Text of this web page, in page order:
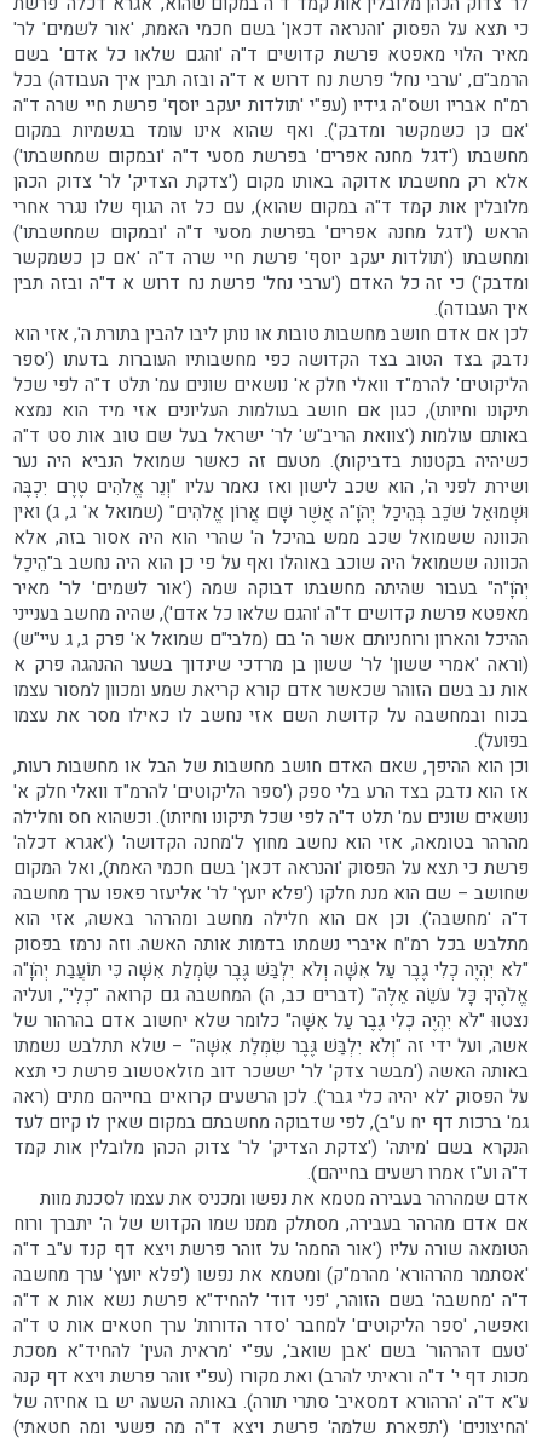
כי תצא על הפסוק 'והנראה דכאן' בשם חכמי האמת, 'אור לשמים' לר'
מאיר הלוי מאפטא פרשת קדושים ד"ה 'והגם שלאו כל אדם' בשם
הרמב"ם, 'ערבי נחל' פרשת נח דרוש א ד"ה ובזה תבין איך העבודה) בכל
רמ"ח אבריו ושס"ה גידיו (עפ"י 'תולדות יעקב יוסף' פרשת חיי שרה ד"ה
'אם כן כשמקשר ומדבק'). ואף שהוא אינו עומד בגשמיות במקום
מחשבתו ('דגל מחנה אפרים' בפרשת מסעי ד"ה 'ובמקום שמחשבתו')
אלא רק מחשבתו אדוקה באותו מקום ('צדקת הצדיק' לר' צדוק הכהן
מלובלין אות קמד ד"ה במקום שהוא), עם כל זה הגוף שלו נגרר אחרי
הראש ('דגל מחנה אפרים' בפרשת מסעי ד"ה 'ובמקום שמחשבתו')
ומחשבתו ('תולדות יעקב יוסף' פרשת חיי שרה ד"ה 'אם כן כשמקשר
ומדבק') כי זה כל האדם ('ערבי נחל' פרשת נח דרוש א ד"ה ובזה תבין
איך העבודה).
לכן אם אדם חושב מחשבות טובות או נותן ליבו להבין בתורת ה', אזי הוא
נדבק בצד הטוב בצד הקדושה כפי מחשבותיו העוברות בדעתו ('ספר
הליקוטים' להרמ"ד וואלי חלק א' נושאים שונים עמ' תלט ד"ה לפי שכל
תיקונו וחיותו), כגון אם חושב בעולמות העליונים אזי מיד הוא נמצא
באותם עולמות ('צוואת הריב"ש' לר' ישראל בעל שם טוב אות סט ד"ה
כשיהיה בקטנות בדביקות). מטעם זה כאשר שמואל הנביא היה נער
ושירת לפני ה', הוא שכב לישון ואז נאמר עליו "וְנֵר אֱלֹהִים טֶרֶם יִכְבֶּה
וּשְׁמוּאֵל שֹׁכֵב בְּהֵיכַל יְהֹוָ"ה אֲשֶׁר שָׁם אֲרוֹן אֱלֹהִים" (שמואל א' ג, ג) ואין
הכוונה ששמואל שכב ממש בהיכל ה' שהרי הוא היה אסור בזה, אלא
הכוונה ששמואל היה שוכב באוהלו ואף על פי כן הוא היה נחשב ב"הֵיכַל
יְהֹוָ"ה" בעבור שהיתה מחשבתו דבוקה שמה ('אור לשמים' לר' מאיר
מאפטא פרשת קדושים ד"ה 'והגם שלאו כל אדם'), שהיה מחשב בענייני
ההיכל והארון ורוחניותם אשר ה' בם (מלבי"ם שמואל א' פרק ג, ג עיי"ש)
(וראה 'אמרי ששון' לר' ששון בן מרדכי שינדוך בשער ההנהגה פרק א
אות נב בשם הזוהר שכאשר אדם קורא קריאת שמע ומכוון למסור עצמו
בכוח ובמחשבה על קדושת השם אזי נחשב לו כאילו מסר את עצמו
בפועל).
וכן הוא ההיפך, שאם האדם חושב מחשבות של הבל או מחשבות רעות,
אז הוא נדבק בצד הרע בלי ספק ('ספר הליקוטים' להרמ"ד וואלי חלק א'
נושאים שונים עמ' תלט ד"ה לפי שכל תיקונו וחיותו). וכשהוא חס וחלילה
מהרהר בטומאה, אזי הוא נחשב מחוץ ל'מחנה הקדושה' ('אגרא דכלה'
פרשת כי תצא על הפסוק 'והנראה דכאן' בשם חכמי האמת), ואל המקום
שחושב – שם הוא מנת חלקו ('פלא יועץ' לר' אליעזר פאפו ערך מחשבה
ד"ה 'מחשבה'). וכן אם הוא חלילה מחשב ומהרהר באשה, אזי הוא
מתלבש בכל רמ"ח איברי נשמתו בדמות אותה האשה. וזה נרמז בפסוק
"לֹא יִהְיֶה כְלִי גֶבֶר עַל אִשָּׁה וְלֹא יִלְבַּשׁ גֶּבֶר שִׂמְלַת אִשָּׁה כִּי תוֹעֲבַת יְהֹוָ"ה
אֱלֹהֶיךָ כָּל עֹשֵׂה אֵלֶּה" (דברים כב, ה) המחשבה גם קרואה "כְלִי", ועליה
נצטווּ "לֹא יִהְיֶה כְלִי גֶבֶר עַל אִשָּׁה" כלומר שלא יחשוב אדם בהרהור של
אשה, ועל ידי זה "וְלֹא יִלְבַּשׁ גֶּבֶר שִׂמְלַת אִשָּׁה" – שלא תתלבש נשמתו
באותה האשה ('מבשר צדק' לר' יששכר דוב מזלאטשוב פרשת כי תצא
על הפסוק 'לא יהיה כלי גבר'). לכן הרשעים קרואים בחייהם מתים (ראה
גמ' ברכות דף יח ע"ב), לפי שדבוקה מחשבתם במקום שאין לו קיום לעד
הנקרא בשם 'מיתה' ('צדקת הצדיק' לר' צדוק הכהן מלובלין אות קמד
ד"ה וע"ז אמרו רשעים בחייהם).
אדם שמהרהר בעבירה מטמא את נפשו ומכניס את עצמו לסכנת מוות
אם אדם מהרהר בעבירה, מסתלק ממנו שמו הקדוש של ה' יתברך ורוח
הטומאה שורה עליו ('אור החמה' על זוהר פרשת ויצא דף קנד ע"ב ד"ה
'אסתמר מהרהורא' מהרמ"ק) ומטמא את נפשו ('פלא יועץ' ערך מחשבה
ד"ה 'מחשבה' בשם הזוהר, 'פני דוד' להחיד"א פרשת נשא אות א ד"ה
ואפשר, 'ספר הליקוטים' למחבר 'סדר הדורות' ערך חטאים אות ט ד"ה
'טעם דהרהור' בשם 'אבן שואב', עפ"י 'מראית העין' להחיד"א מסכת
מכות דף י' ד"ה וראיתי להרב) ואת מקורו (עפ"י זוהר פרשת ויצא דף קנה
ע"א ד"ה 'הרהורא דמסאיב' סתרי תורה). באותה השעה יש בו אחיזה של
'החיצונים' ('תפארת שלמה' פרשת ויצא ד"ה מה פשעי ומה חטאתי)